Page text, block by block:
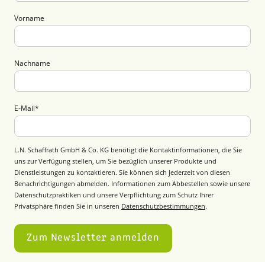
Vorname
Nachname
E-Mail*
L.N. Schaffrath GmbH & Co. KG benötigt die Kontaktinformationen, die Sie
uns zur Verfügung stellen, um Sie bezüglich unserer Produkte und
Dienstleistungen zu kontaktieren. Sie können sich jederzeit von diesen
Benachrichtigungen abmelden. Informationen zum Abbestellen sowie unsere
Datenschutzpraktiken und unsere Verpflichtung zum Schutz Ihrer
Privatsphäre finden Sie in unseren Datenschutzbestimmungen.